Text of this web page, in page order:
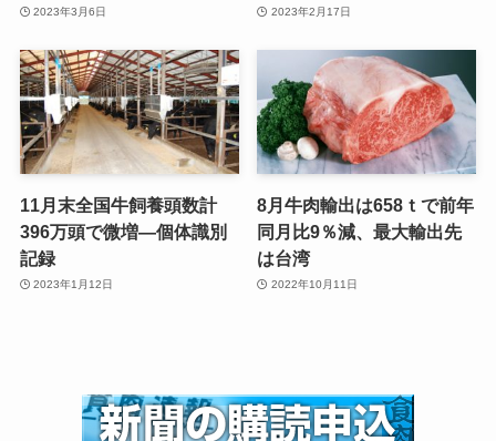
2023年3月6日 2023年2月17日
11月末全国牛飼養頭数計
396万頭で微増—個体識別
記録
2023年1月12日
8月牛肉輸出は658ｔで前年
同月比9％減、最大輸出先
は台湾
2022年10月11日